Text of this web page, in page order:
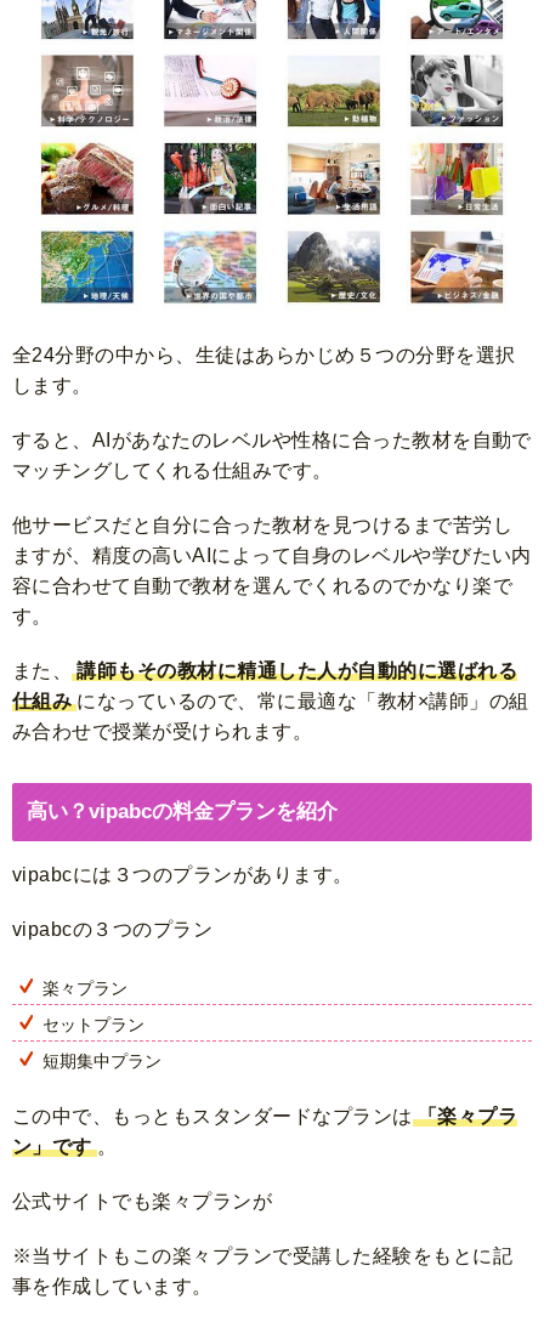
全24分野の中から、生徒はあらかじめ５つの分野を選択
します。
すると、AIがあなたのレベルや性格に合った教材を自動で
マッチングしてくれる仕組みです。
他サービスだと自分に合った教材を見つけるまで苦労し
ますが、精度の高いAIによって自身のレベルや学びたい内
容に合わせて自動で教材を選んでくれるのでかなり楽で
す。
また、 講師もその教材に精通した人が自動的に選ばれる
仕組み になっているので、常に最適な「教材×講師」の組
み合わせで授業が受けられます。
高い？vipabcの料金プランを紹介
vipabcには３つのプランがあります。
vipabcの３つのプラン
楽々プラン
セットプラン
短期集中プラン
この中で、もっともスタンダードなプランは 「楽々プラ
ン」です 。
公式サイトでも楽々プランが
※当サイトもこの楽々プランで受講した経験をもとに記
事を作成しています。